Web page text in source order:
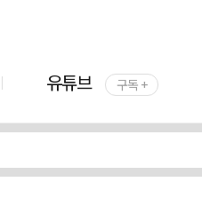
유튜브 구독 +